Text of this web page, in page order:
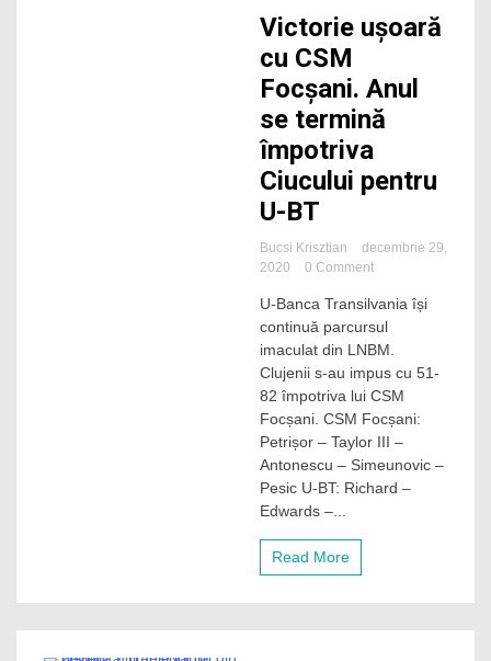
Victorie ușoară
cu CSM
Focșani. Anul
se termină
împotriva
Ciucului pentru
U-BT
Bucsi Krisztian
decembrie 29,
2020
0 Commenton
ușoară
cu
CSM
Focșani.
se
termină
împotriva
Ciucului
pentru
U-Banca Transilvania își
continuă parcursul
imaculat din LNBM.
Clujenii s-au impus cu 51-
82 împotriva lui CSM
Focșani. CSM Focșani:
Petrișor – Taylor III –
Antonescu – Simeunovic –
Pesic U-BT: Richard –
Edwards –...
Read More